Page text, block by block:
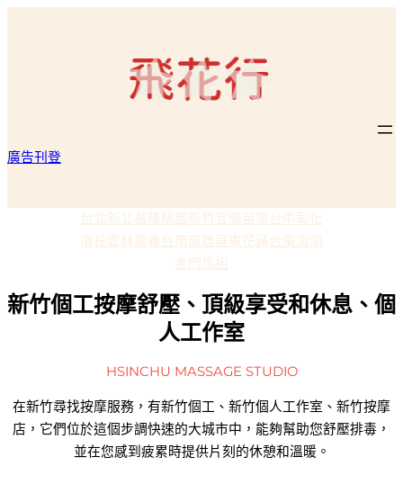
廣告刊登
台北新北基隆桃園 新竹宜蘭苗栗台中彰化
南投雲林嘉義台南高雄 屏東花蓮 台東澎湖
金門 馬祖
新竹個工按摩舒壓、頂級享受和休息、個
人工作室
HSINCHU MASSAGE STUDIO
在新竹尋找按摩服務，有新竹個工、新竹個人工作室、新竹按摩
店，它們位於這個步調快速的大城市中，能夠幫助您舒壓排毒，
並在您感到疲累時提供片刻的休憩和溫暖。